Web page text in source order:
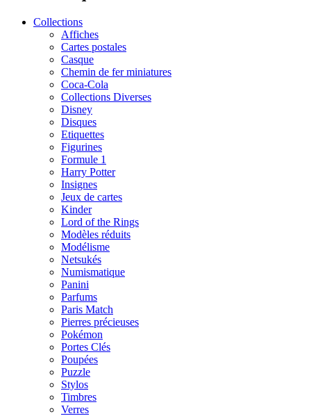
Collections
Affiches
Cartes postales
Casque
Chemin de fer miniatures
Coca-Cola
Collections Diverses
Disney
Disques
Etiquettes
Figurines
Formule 1
Harry Potter
Insignes
Jeux de cartes
Kinder
Lord of the Rings
Modèles réduits
Modélisme
Netsukés
Numismatique
Panini
Parfums
Paris Match
Pierres précieuses
Pokémon
Portes Clés
Poupées
Puzzle
Stylos
Timbres
Verres